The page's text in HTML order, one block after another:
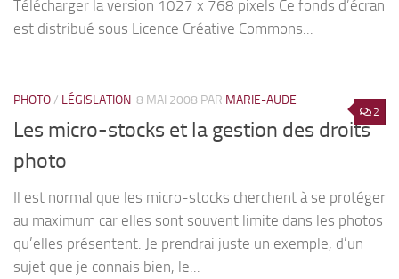
Télécharger la version 1027 x 768 pixels Ce fonds d’écran
est distribué sous Licence Créative Commons...
2
PHOTO/ LÉGISLATION 8 MAI 2008 PAR MARIE-AUDE
Les micro-stocks et la gestion des droits
photo
Il est normal que les micro-stocks cherchent à se protéger
au maximum car elles sont souvent limite dans les photos
qu’elles présentent. Je prendrai juste un exemple, d’un
sujet que je connais bien, le...